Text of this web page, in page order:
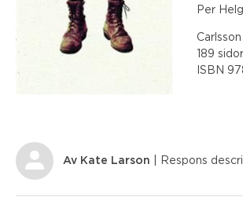
Per
Carlsson
189 sidor
ISBN
Av Kate Larson | Respons